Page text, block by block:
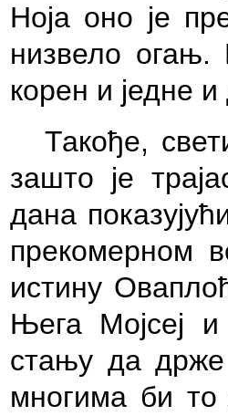
Ноја оно је
низвело огањ.
корен и једне
Такође,
зашто је
дана
прекомерном
истину
Њега Мојсеј
стању да
многима би то